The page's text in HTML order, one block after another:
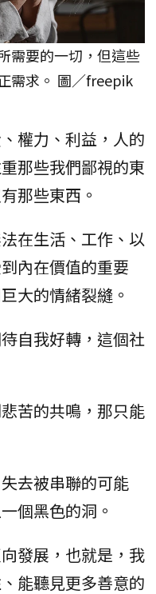
需要的一切，但這些
需求。 圖／freepik
權力、利益，人的
那些我們鄙視的東
那些東西。
在生活、工作、以
內在價值的重要
大的情緒裂縫。
自我好轉，這個社
苦的共鳴，那只能
去被串聯的可能
個黑色的洞。
發展，也就是，我
能聽見更多善意的